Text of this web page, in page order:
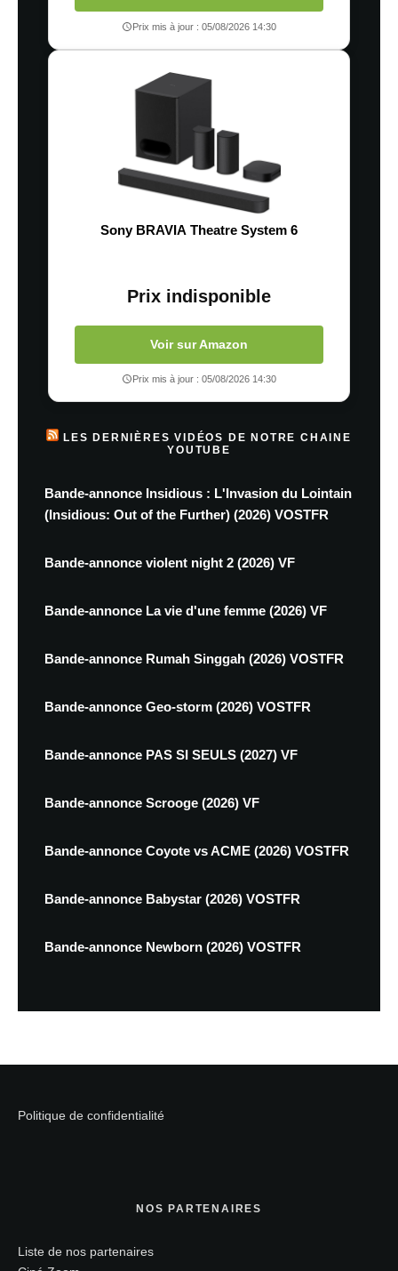
Prix mis à jour : 05/08/2026 14:30
Sony BRAVIA Theatre System 6
Prix indisponible
Voir sur Amazon
Prix mis à jour : 05/08/2026 14:30
LES DERNIÈRES VIDÉOS DE NOTRE CHAINE
YOUTUBE
Bande-annonce Insidious : L'Invasion du Lointain
(Insidious: Out of the Further) (2026) VOSTFR
Bande-annonce violent night 2 (2026) VF
Bande-annonce La vie d'une femme (2026) VF
Bande-annonce Rumah Singgah (2026) VOSTFR
Bande-annonce Geo-storm (2026) VOSTFR
Bande-annonce PAS SI SEULS (2027) VF
Bande-annonce Scrooge (2026) VF
Bande-annonce Coyote vs ACME (2026) VOSTFR
Bande-annonce Babystar (2026) VOSTFR
Bande-annonce Newborn (2026) VOSTFR
Politique de confidentialité
NOS PARTENAIRES
Liste de nos partenaires